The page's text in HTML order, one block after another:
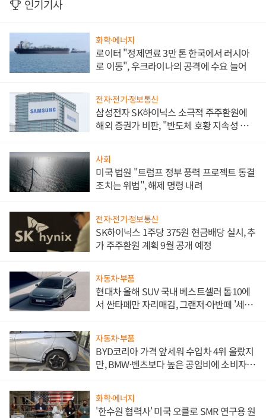
인기기사
화학·에너지
로이터 "정제연료 3만 톤 한국에서 러시아
로 이동", 우크라이나의 공격에 수요 늘어
전자·전기·정보통신
삼성전자 SK하이닉스 소극적 주주환원에
해외 증권가 비판, "반도체 호황 지속성 의
사회
미국 법원 "트럼프 정부 풍력 프로젝트 동결
조치는 위법", 해제 명령 내려
전자·전기·정보통신
SK하이닉스 1주당 375원 현금배당 실시, 추
가 주주환원 계획 9월 공개 예정
자동차·부품
현대차 올해 SUV 국내 베스트셀러 톱10에
서 싼타페만 자리매김, 그랜저·아반떼 '세단
자동차·부품
BYD코리아 가격 앞세워 수입차 4위 올랐지
만, BMW·벤츠보다 높은 공임비에 소비자
화학·에너지
'한수원 협력사' 미국 오클로 SMR 연구용 원